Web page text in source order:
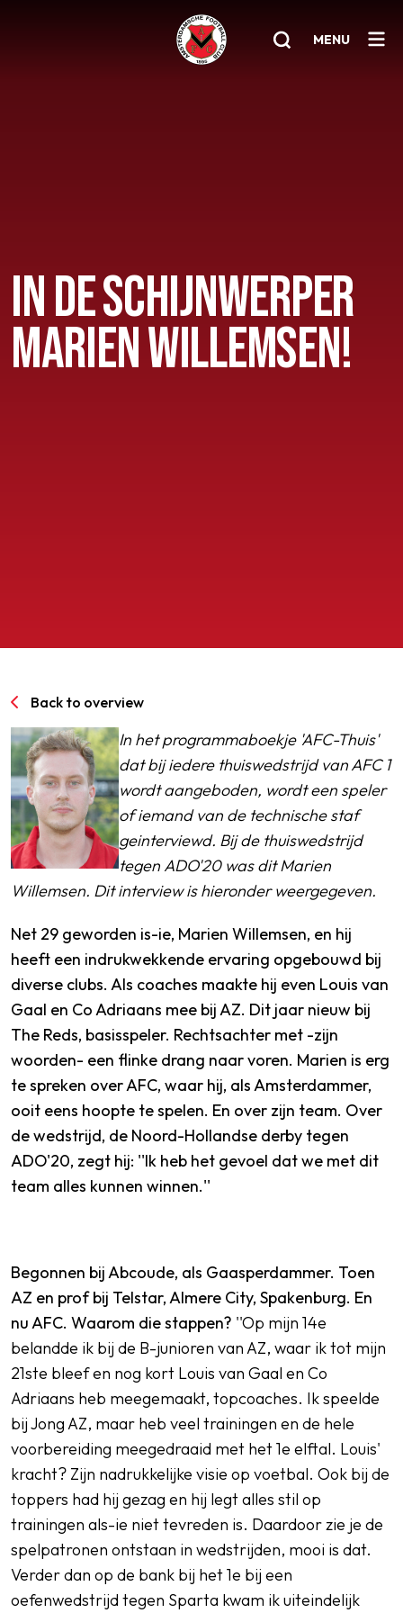
MENU
Senioren
Clubinfo
Nieuwsoverzicht
IN DE SCHIJNWERPER
MARIEN WILLEMSEN!
Back to overview
In het programmaboekje 'AFC-Thuis'
dat bij iedere thuiswedstrijd van AFC 1
wordt aangeboden, wordt een speler
of iemand van de technische staf
geinterviewd. Bij de thuiswedstrijd
tegen ADO'20 was dit Marien
Willemsen. Dit interview is hieronder weergegeven.
Net 29 geworden is-ie, Marien Willemsen, en hij
heeft een indrukwekkende ervaring opgebouwd bij
diverse clubs. Als coaches maakte hij even Louis van
Gaal en Co Adriaans mee bij AZ. Dit jaar nieuw bij
The Reds, basisspeler. Rechtsachter met -zijn
woorden- een flinke drang naar voren. Marien is erg
te spreken over AFC, waar hij, als Amsterdammer,
ooit eens hoopte te spelen. En over zijn team. Over
de wedstrijd, de Noord-Hollandse derby tegen
ADO'20, zegt hij: ''Ik heb het gevoel dat we met dit
team alles kunnen winnen.''
Begonnen bij Abcoude, als Gaasperdammer. Toen
AZ en prof bij Telstar, Almere City, Spakenburg. En
nu AFC. Waarom die stappen? ''Op mijn 14e
belandde ik bij de B-junioren van AZ, waar ik tot mijn
21ste bleef en nog kort Louis van Gaal en Co
Adriaans heb meegemaakt, topcoaches. Ik speelde
bij Jong AZ, maar heb veel trainingen en de hele
voorbereiding meegedraaid met het 1e elftal. Louis'
kracht? Zijn nadrukkelijke visie op voetbal. Ook bij de
toppers had hij gezag en hij legt alles stil op
trainingen als-ie niet tevreden is. Daardoor zie je de
spelpatronen ontstaan in wedstrijden, mooi is dat.
Verder dan op de bank bij het 1e bij een
oefenwedstrijd tegen Sparta kwam ik uiteindelijk